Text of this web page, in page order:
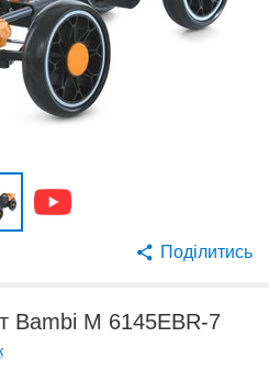
Поділитись
Bambi M 6145EBR-7